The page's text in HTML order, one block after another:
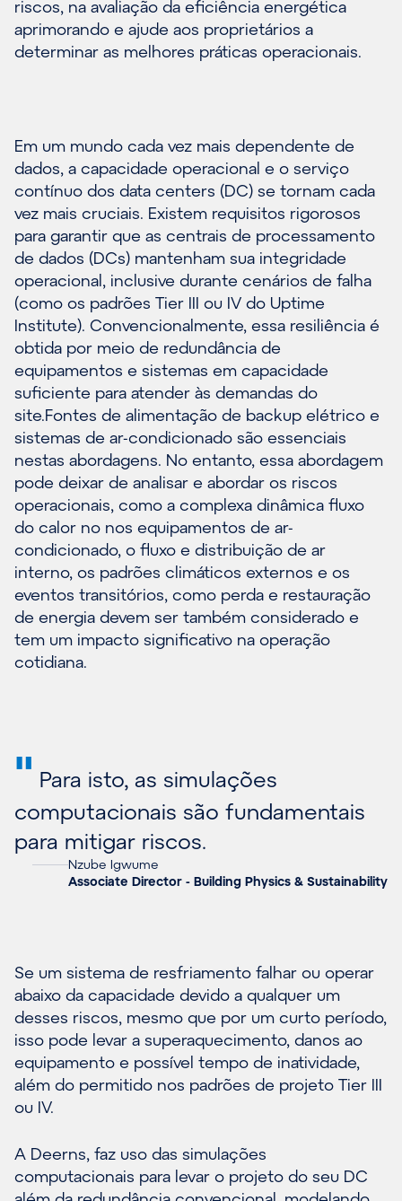
riscos, na avaliação da eficiência energética
aprimorando e ajude aos proprietários a
determinar as melhores práticas operacionais.
Em um mundo cada vez mais dependente de
dados, a capacidade operacional e o serviço
contínuo dos data centers (DC) se tornam cada
vez mais cruciais. Existem requisitos rigorosos
para garantir que as centrais de processamento
de dados (DCs) mantenham sua integridade
operacional, inclusive durante cenários de falha
(como os padrões Tier III ou IV do Uptime
Institute). Convencionalmente, essa resiliência é
obtida por meio de redundância de
equipamentos e sistemas em capacidade
suficiente para atender às demandas do
site.Fontes de alimentação de backup elétrico e
sistemas de ar-condicionado são essenciais
nestas abordagens. No entanto, essa abordagem
pode deixar de analisar e abordar os riscos
operacionais, como a complexa dinâmica fluxo
do calor no nos equipamentos de ar-
condicionado, o fluxo e distribuição de ar
interno, os padrões climáticos externos e os
eventos transitórios, como perda e restauração
de energia devem ser também considerado e
tem um impacto significativo na operação
cotidiana.
" Para isto, as simulações
computacionais são fundamentais
para mitigar riscos.
Nzube Igwume
Associate Director - Building Physics & Sustainability
Se um sistema de resfriamento falhar ou operar
abaixo da capacidade devido a qualquer um
desses riscos, mesmo que por um curto período,
isso pode levar a superaquecimento, danos ao
equipamento e possível tempo de inatividade,
além do permitido nos padrões de projeto Tier III
ou IV.
A Deerns, faz uso das simulações
computacionais para levar o projeto do seu DC